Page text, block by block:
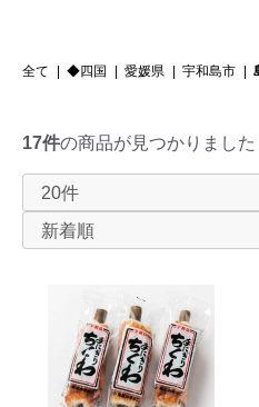
全て | ◆四国 | 愛媛県 | 宇和島市 |
17件の商品が見つかりました